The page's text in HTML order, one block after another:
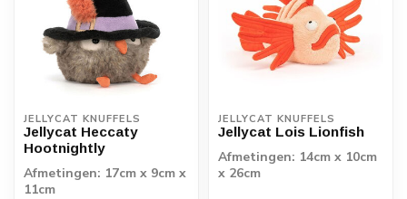
JELLYCAT KNUFFELS
Jellycat Heccaty
Hootnightly
Afmetingen: 17cm x 9cm x
11cm
JELLYCAT KNUFFELS
Jellycat Lois Lionfish
Afmetingen: 14cm x 10cm
x 26cm